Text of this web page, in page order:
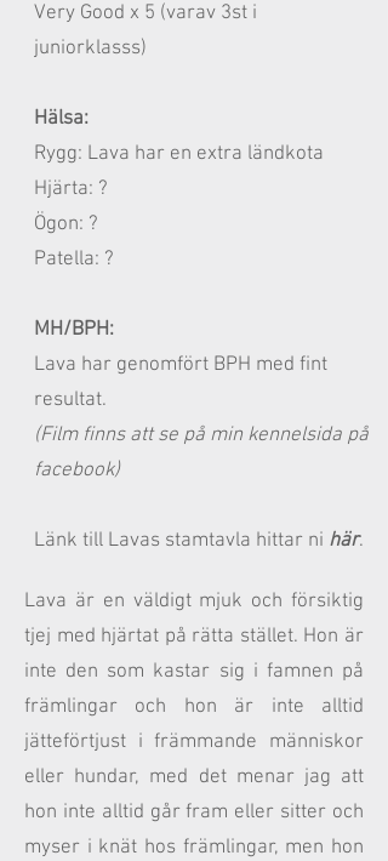
Very Good x 5 (varav 3st i
juniorklasss)
Hälsa:
Rygg: Lava har en extra ländkota
Hjärta: ?
Ögon: ?
Patella: ?
MH/BPH:
Lava har genomfört BPH med fint
resultat.
(Film finns att se på min kennelsida på
facebook)
Länk till Lavas stamtavla hittar ni här.
Lava är en väldigt mjuk och försiktig
tjej med hjärtat på rätta stället. Hon är
inte den som kastar sig i famnen på
främlingar och hon är inte alltid
jätteförtjust i främmande människor
eller hundar, med det menar jag att
hon inte alltid går fram eller sitter och
myser i knät hos främlingar, men hon